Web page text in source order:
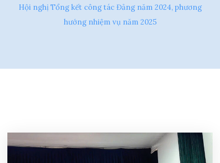
Hội nghị Tổng kết công tác Đảng năm 2024, phương
hướng nhiệm vụ năm 2025